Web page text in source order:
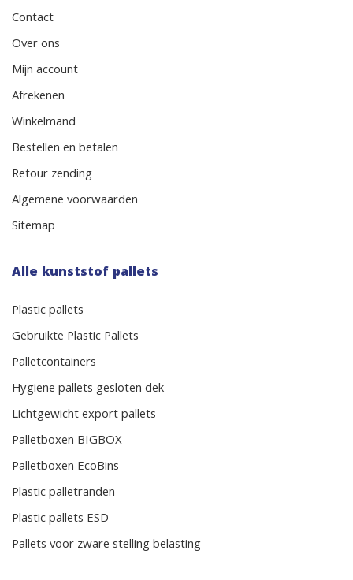
Contact
Over ons
Mijn account
Afrekenen
Winkelmand
Bestellen en betalen
Retour zending
Algemene voorwaarden
Sitemap
Alle kunststof pallets
Plastic pallets
Gebruikte Plastic Pallets
Palletcontainers
Hygiene pallets gesloten dek
Lichtgewicht export pallets
Palletboxen BIGBOX
Palletboxen EcoBins
Plastic palletranden
Plastic pallets ESD
Pallets voor zware stelling belasting